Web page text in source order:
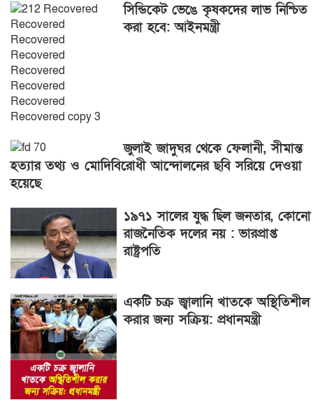
সিন্ডিকেট ভেঙে কৃষকদের লাভ নিশ্চিত
করা হবে: আইনমন্ত্রী
জুলাই জাদুঘর থেকে ফেলানী, সীমান্ত
হত্যার তথ্য ও মোদিবিরোধী আন্দোলনের ছবি সরিয়ে দেওয়া
হয়েছে
১৯৭১ সালের যুদ্ধ ছিল জনতার, কোনো
রাজনৈতিক দলের নয় : ভারপ্রাপ্ত
রাষ্ট্রপতি
একটি চক্র জ্বালানি খাতকে অস্থিতিশীল
করার জন্য সক্রিয়: প্রধানমন্ত্রী